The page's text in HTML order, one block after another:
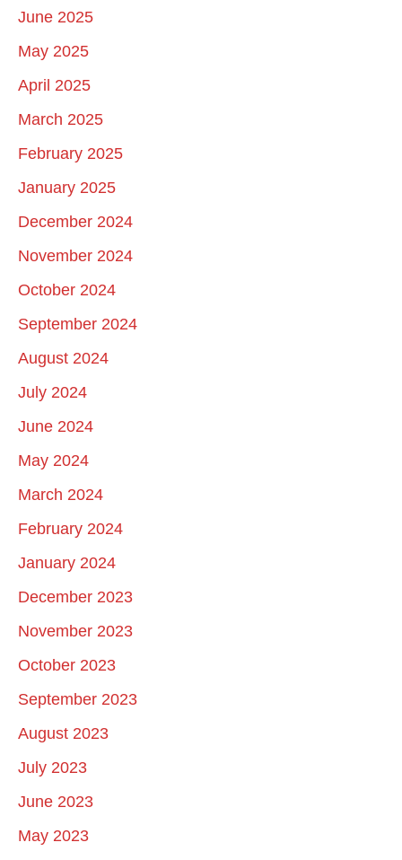
June 2025
May 2025
April 2025
March 2025
February 2025
January 2025
December 2024
November 2024
October 2024
September 2024
August 2024
July 2024
June 2024
May 2024
March 2024
February 2024
January 2024
December 2023
November 2023
October 2023
September 2023
August 2023
July 2023
June 2023
May 2023